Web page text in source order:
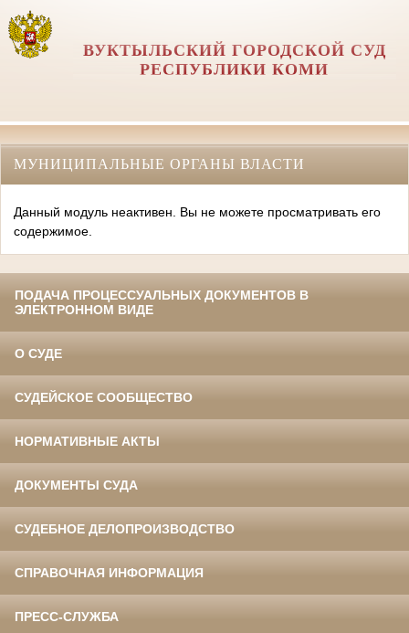
ВУКТЫЛЬСКИЙ ГОРОДСКОЙ СУД
РЕСПУБЛИКИ КОМИ
МУНИЦИПАЛЬНЫЕ ОРГАНЫ ВЛАСТИ
Данный модуль неактивен. Вы не можете просматривать его
содержимое.
ПОДАЧА ПРОЦЕССУАЛЬНЫХ ДОКУМЕНТОВ В
ЭЛЕКТРОННОМ ВИДЕ
О СУДЕ
СУДЕЙСКОЕ СООБЩЕСТВО
НОРМАТИВНЫЕ АКТЫ
ДОКУМЕНТЫ СУДА
СУДЕБНОЕ ДЕЛОПРОИЗВОДСТВО
СПРАВОЧНАЯ ИНФОРМАЦИЯ
ПРЕСС-СЛУЖБА